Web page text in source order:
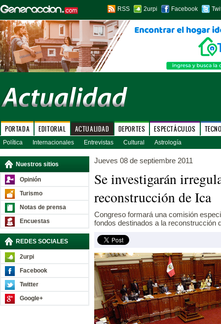
RSS 2urpi Facebook
PORTADA EDITORIAL ACTUALIDAD DEPORTES ESPECTÁCULOS
Política Internacionales Entrevistas Cultural Astrología
Nuestros sitios
Opinión
Turismo
Notas de prensa
Encuestas
REDES SOCIALES
2urpi
Facebook
Twitter
Google+
Jueves 08 de septiembre 2011
Se investigarán
reconstrucción de Ica
Congreso formará una comisión
fondos destinados a la reconstrucción